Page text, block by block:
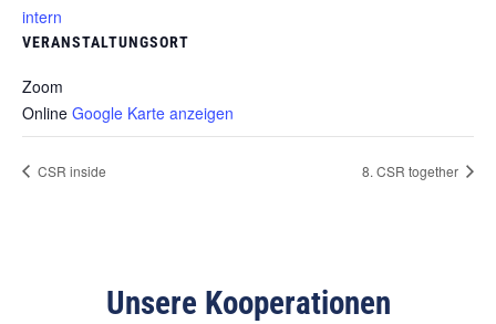
intern
VERANSTALTUNGSORT
Zoom
Online Google Karte anzeigen
CSR inside 8. CSR together
Unsere Kooperationen